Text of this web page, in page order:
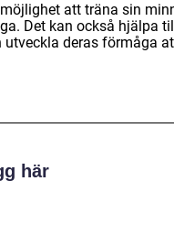
att träna sin
Det kan också hjälpa
deras förmåga
här